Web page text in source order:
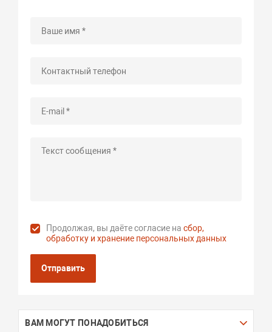
Продолжая, вы даёте согласие насбор,
обработку и хранение персональных данных
Отправить
ВАМ МОГУТ ПОНАДОБИТЬСЯ